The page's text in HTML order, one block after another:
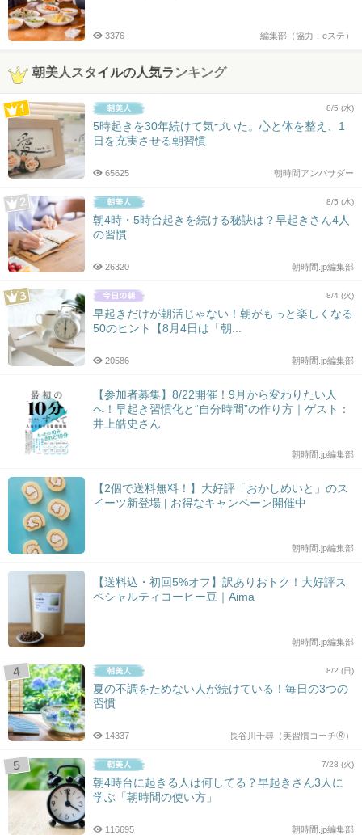
編集部（協力：eステ）
3376
朝美人スタイルの人気ランキング
8/5 (水)
5時起きを30年続けて気づいた。心と体を整え、1
日を充実させる朝習慣
朝時間アンバサダー
65625
8/5 (水)
朝4時・5時台起きを続ける秘訣は？早起きさん4人
の習慣
朝時間.jp編集部
26320
8/4 (火)
早起きだけが朝活じゃない！朝がもっと楽しくなる
50のヒント【8月4日は「朝...
朝時間.jp編集部
20586
【参加者募集】8/22開催！9月から変わりたい人
へ！早起き習慣化と“自分時間”の作り方｜ゲスト：
井上皓史さん
朝時間.jp編集部
【2個で送料無料！】大好評「おかしめいと」のス
イーツ新登場 | お得なキャンペーン開催中
朝時間.jp編集部
【送料込・初回5%オフ】訳ありおトク！大好評ス
ペシャルティコーヒー豆｜Aima
朝時間.jp編集部
8/2 (日)
夏の不調をためない人が続けている！毎日の3つの
習慣
長谷川千尋（美習慣コーチ🄬）
14337
7/28 (火)
朝4時台に起きる人は何してる？早起きさん3人に
学ぶ「朝時間の使い方」
朝時間.jp編集部
116695